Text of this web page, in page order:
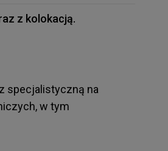
z kolokacją.
specjalistyczną na
w tym